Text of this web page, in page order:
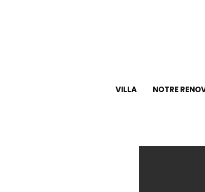
VILLA NOTRE